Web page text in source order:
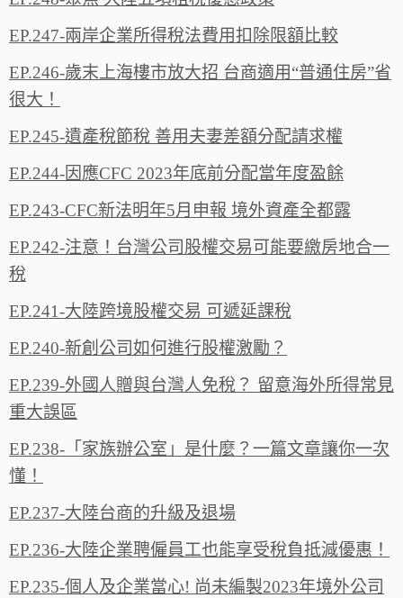
EP.247-兩岸企業所得稅法費用扣除限額比較
EP.246-歲末上海樓市放大招 台商適用“普通住房”省
很大！
EP.245-遺產稅節稅 善用夫妻差額分配請求權
EP.244-因應CFC 2023年底前分配當年度盈餘
EP.243-CFC新法明年5月申報 境外資產全都露
EP.242-注意！台灣公司股權交易可能要繳房地合一
稅
EP.241-大陸跨境股權交易 可遞延課稅
EP.240-新創公司如何進行股權激勵？
EP.239-外國人贈與台灣人免稅？ 留意海外所得常見
重大誤區
EP.238-「家族辦公室」是什麼？一篇文章讓你一次
懂！
EP.237-大陸台商的升級及退場
EP.236-大陸企業聘僱員工也能享受稅負抵減優惠！
EP.235-個人及企業當心! 尚未編製2023年境外公司